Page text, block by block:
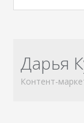
Дарья
Контент-